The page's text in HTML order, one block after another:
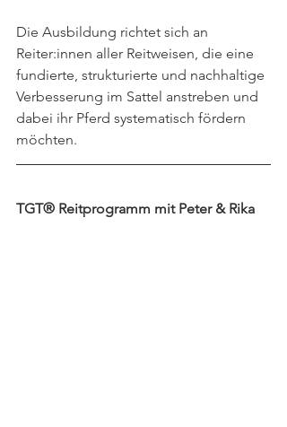
Die Ausbildung richtet sich an
Reiter:innen aller Reitweisen, die eine
fundierte, strukturierte und nachhaltige
Verbesserung im Sattel anstreben und
dabei ihr Pferd systematisch fördern
möchten.
TGT® Reitprogramm mit Peter & Rika